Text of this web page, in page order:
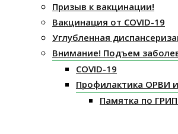
Призыв к вакцинации!
Вакцинация от COVID-19
Углубленная
Внимание! Подъем
COVID-19
Профилактика ОРВИ
Памятка по